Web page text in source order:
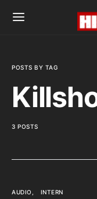
POSTS BY TAG
3 POSTS
AUDIO INTERN